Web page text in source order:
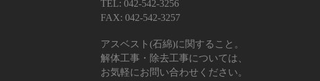
TEL: 042-542-3256
FAX: 042-542-3257
アスベスト(石綿)に関すること。
解体工事・除去工事については、
お気軽にお問い合わせください。